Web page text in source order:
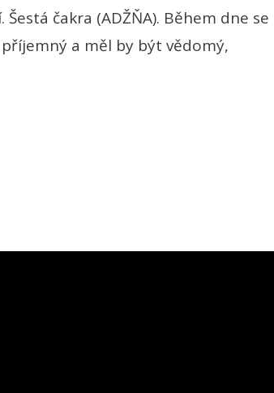
čakra (ADŽŇA). Během dne se
a měl by být vědomý,